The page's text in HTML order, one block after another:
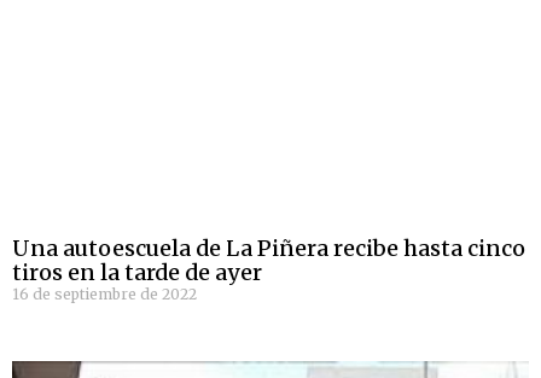
Una autoescuela de La Piñera recibe hasta cinco
tiros en la tarde de ayer
16 de septiembre de 2022